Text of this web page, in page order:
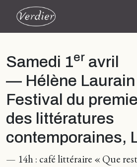
Samedi 1er avril
— Hélène Laurain
Festival du
des littératures
contemporaines,
— 14h : café littéraire « Que